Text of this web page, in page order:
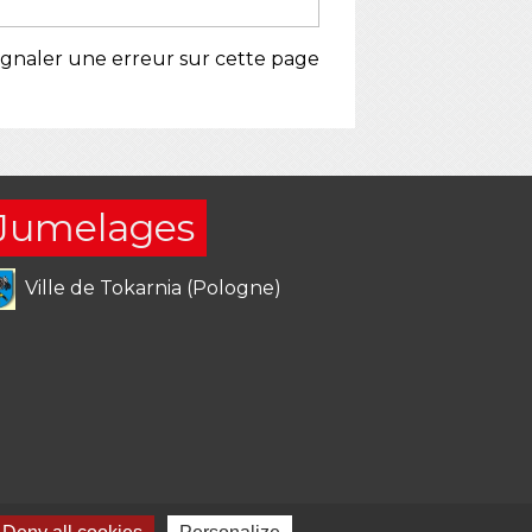
une erreur sur cette page
Ville de Tokarnia (Pologne)